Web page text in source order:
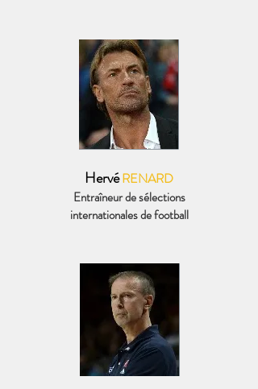
HervéRENARD
Entraîneur de sélections
internationales de football